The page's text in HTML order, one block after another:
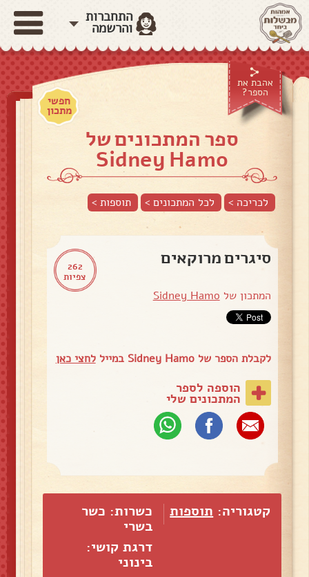
התחברות
והרשמה
אהבת את
הספר?
חפשי
מתכון
ספר המתכונים של
Sidney Hamo
לכריכה > לכל המתכונים > תוספות>
262
צפיות
סיגרים מרוקאים
המתכון של Sidney Hamo
לקבלת הספר של Sidney Hamo במייל לחצי כאן
הוספה לספר
המתכונים שלי
קטגוריה: תוספות
כשרות: כשר
בשרי
דרגת קושי:
בינוני